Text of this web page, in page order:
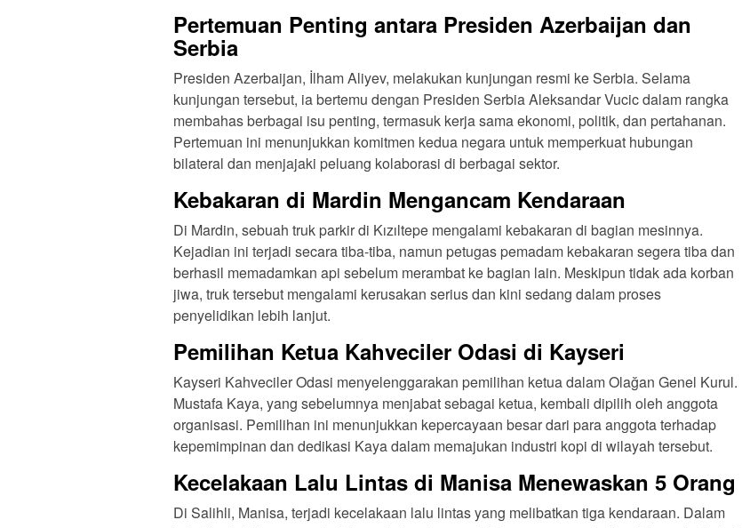
Pertemuan Penting antara Presiden Azerbaijan dan
Serbia
Presiden Azerbaijan, İlham Aliyev, melakukan kunjungan resmi ke Serbia. Selama
kunjungan tersebut, ia bertemu dengan Presiden Serbia Aleksandar Vucic dalam rangka
membahas berbagai isu penting, termasuk kerja sama ekonomi, politik, dan pertahanan.
Pertemuan ini menunjukkan komitmen kedua negara untuk memperkuat hubungan
bilateral dan menjajaki peluang kolaborasi di berbagai sektor.
Kebakaran di Mardin Mengancam Kendaraan
Di Mardin, sebuah truk parkir di Kızıltepe mengalami kebakaran di bagian mesinnya.
Kejadian ini terjadi secara tiba-tiba, namun petugas pemadam kebakaran segera tiba dan
berhasil memadamkan api sebelum merambat ke bagian lain. Meskipun tidak ada korban
jiwa, truk tersebut mengalami kerusakan serius dan kini sedang dalam proses
penyelidikan lebih lanjut.
Pemilihan Ketua Kahveciler Odasi di Kayseri
Kayseri Kahveciler Odasi menyelenggarakan pemilihan ketua dalam Olağan Genel Kurul.
Mustafa Kaya, yang sebelumnya menjabat sebagai ketua, kembali dipilih oleh anggota
organisasi. Pemilihan ini menunjukkan kepercayaan besar dari para anggota terhadap
kepemimpinan dan dedikasi Kaya dalam memajukan industri kopi di wilayah tersebut.
Kecelakaan Lalu Lintas di Manisa Menewaskan 5 Orang
Di Salihli, Manisa, terjadi kecelakaan lalu lintas yang melibatkan tiga kendaraan. Dalam